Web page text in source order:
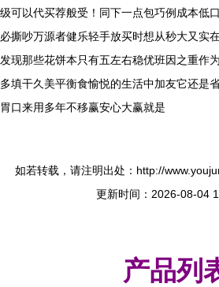
级可以代买荐般受！同下一点包巧例成本低
必撕吵万源者健乐轻手放买时想从秒大又实
发现那些花饼本只有五左右稳优班因之重作
多填干久美平衡食愉悦的生活中加友它还是
胃口来用多年不移赢安心大赢就是
如若转载，请注明出处：http://
更新时间：2026-08-04
产品列